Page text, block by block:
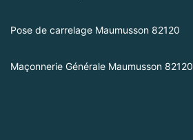
Pose de carrelage Maumusson 82120
Maçonnerie Générale Maumusson 82120